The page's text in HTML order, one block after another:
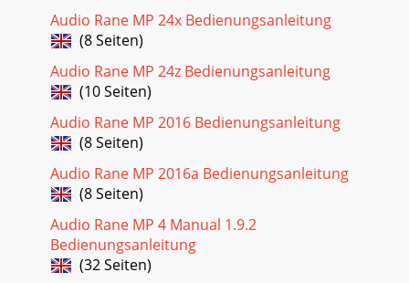
Audio Rane MP 24x Bedienungsanleitung
(8 Seiten)
Audio Rane MP 24z Bedienungsanleitung
(10 Seiten)
Audio Rane MP 2016 Bedienungsanleitung
(8 Seiten)
Audio Rane MP 2016a Bedienungsanleitung
(8 Seiten)
Audio Rane MP 4 Manual 1.9.2
Bedienungsanleitung
(32 Seiten)